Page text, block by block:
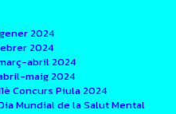
2024
2024
abril 2024
maig 2024
Concurs Piula 2024
Mundial de la Salut Mental